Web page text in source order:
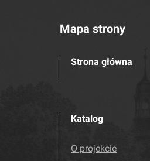
Mapa strony
Strona główna
Katalog
O projekcie